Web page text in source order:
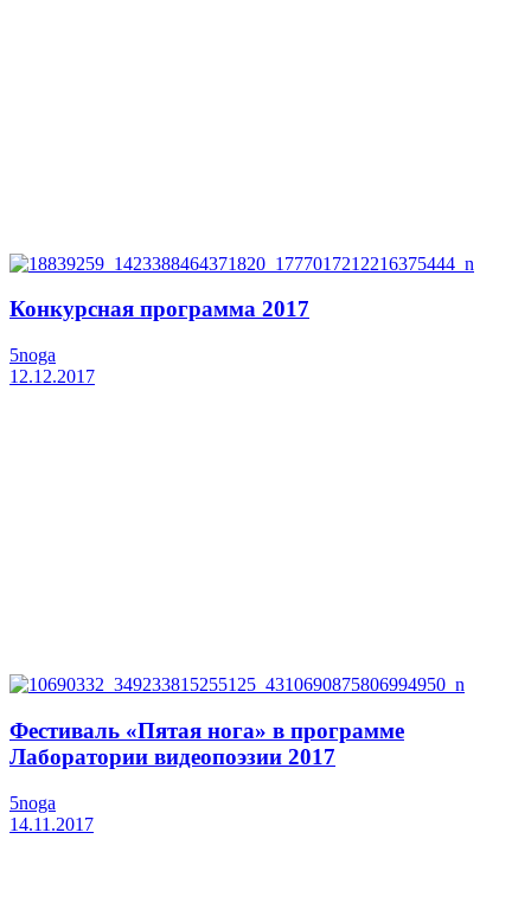
Конкурсная программа 2017
5noga
12.12.2017
Фестиваль «Пятая нога» в программе
Лаборатории видеопоэзии 2017
5noga
14.11.2017